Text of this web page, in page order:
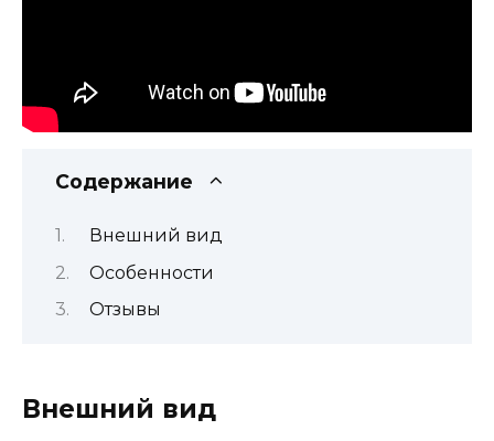
Содержание
Внешний вид
Особенности
Отзывы
Внешний вид